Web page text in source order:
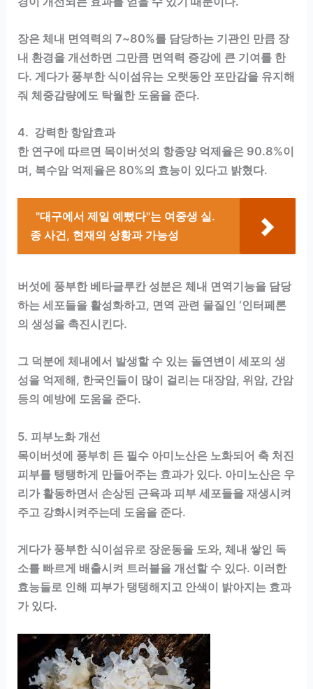
장은 체내 면역력의 7~80%를 담당하는 기관인 만큼 장
내 환경을 개선하면 그만큼 면역력 증강에 큰 기여를 한
다. 게다가 풍부한 식이섬유는 오랫동안 포만감을 유지해
줘 체중감량에도 탁월한 도움을 준다.
4. 강력한 항암효과
한 연구에 따르면 목이버섯의 항종양 억제율은 90.8%이
며, 복수암 억제율은 80%의 효능이 있다고 밝혔다.
"대구에서 제일 예뻤다"는 여중생 실.
종 사건, 현재의 상황과 가능성
버섯에 풍부한 베타글루칸 성분은 체내 면역기능을 담당
하는 세포들을 활성화하고, 면역 관련 물질인 ‘인터페론
의 생성을 촉진시킨다.
그 덕분에 체내에서 발생할 수 있는 돌연변이 세포의 생
성을 억제해, 한국인들이 많이 걸리는 대장암, 위암, 간암
등의 예방에 도움을 준다.
5. 피부노화 개선
목이버섯에 풍부히 든 필수 아미노산은 노화되어 축 처진
피부를 탱탱하게 만들어주는 효과가 있다. 아미노산은 우
리가 활동하면서 손상된 근육과 피부 세포들을 재생시켜
주고 강화시켜주는데 도움을 준다.
게다가 풍부한 식이섬유로 장운동을 도와, 체내 쌓인 독
소를 빠르게 배출시켜 트러블을 개선할 수 있다. 이러한
효능들로 인해 피부가 탱탱해지고 안색이 밝아지는 효과
가 있다.